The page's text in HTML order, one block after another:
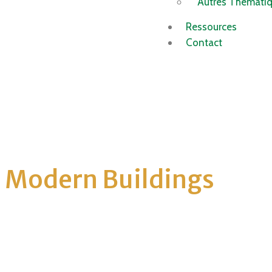
Ressources
Contact
Modern Buildings